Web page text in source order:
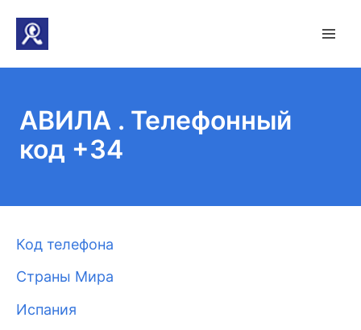
АВИЛА . Телефонный
код +34
Код телефона
Страны Мира
Испания